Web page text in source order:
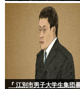
ら触る「服の上からぺろ
ったと思う」
『 江別市男子大学生集団